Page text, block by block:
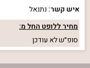
איש קשר: נתנאל
מחיר ללופט החל מ:
סופ״שלא עודכן